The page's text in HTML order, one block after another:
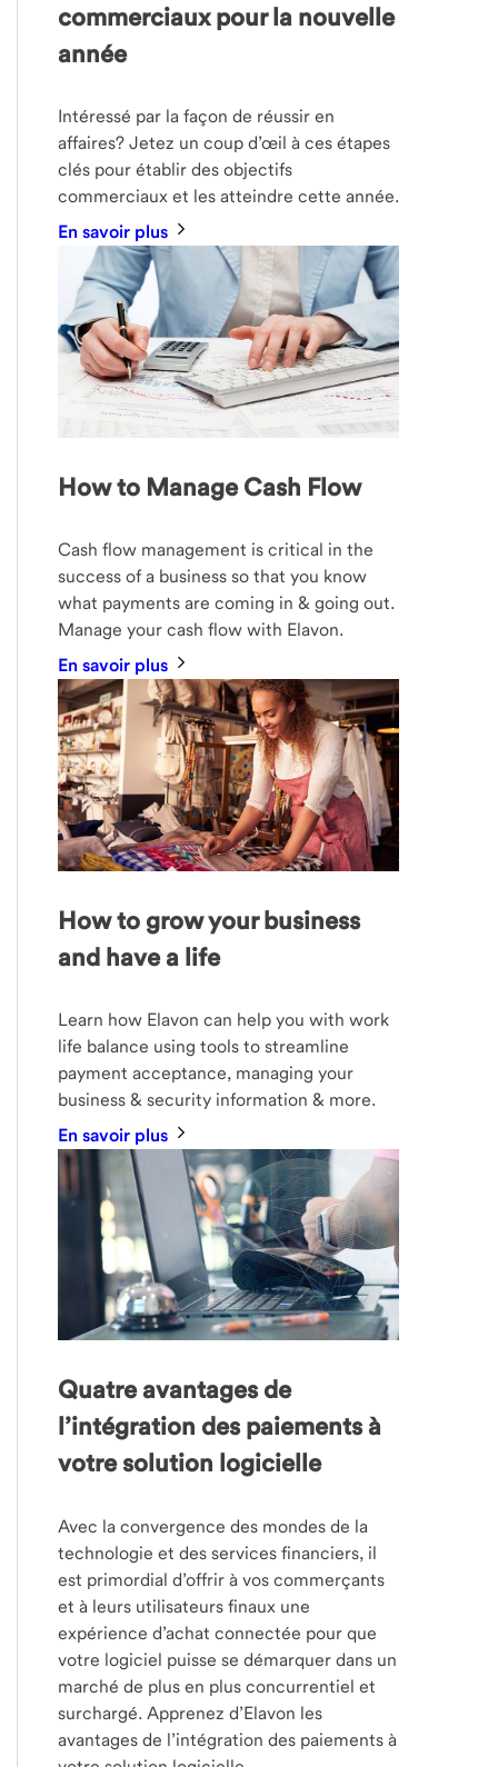
commerciaux pour la nouvelle
année
Intéressé par la façon de réussir en
affaires? Jetez un coup d’œil à ces étapes
clés pour établir des objectifs
commerciaux et les atteindre cette année.
En savoir plus
How to Manage Cash Flow
Cash flow management is critical in the
success of a business so that you know
what payments are coming in & going out.
Manage your cash flow with Elavon.
En savoir plus
How to grow your business
and have a life
Learn how Elavon can help you with work
life balance using tools to streamline
payment acceptance, managing your
business & security information & more.
En savoir plus
Quatre avantages de
l’intégration des paiements à
votre solution logicielle
Avec la convergence des mondes de la
technologie et des services financiers, il
est primordial d’offrir à vos commerçants
et à leurs utilisateurs finaux une
expérience d’achat connectée pour que
votre logiciel puisse se démarquer dans un
marché de plus en plus concurrentiel et
surchargé. Apprenez d’Elavon les
avantages de l’intégration des paiements à